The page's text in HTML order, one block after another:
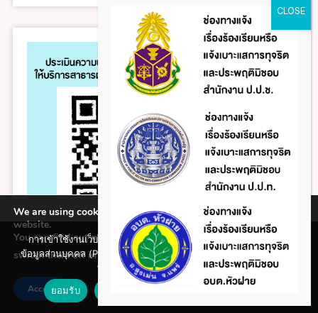
We are using cookies to give you the best experience on our
website.
You can find out more about which cookies we are using or
switch them off in
settings.
Accept
การเข้าใช้งานเว็บไซต์แห่งนี้ถือว่าท่านรับทราบใน นโยบายคุ้มครอง
ข้อมูลส่วนบุคคล (Privacy policy) และ นโยบายคุกกี้ (Cookie policy)
ที่ทางหน่วยงานได้จัดทำขึ้นแล้ว
ยอมรับ